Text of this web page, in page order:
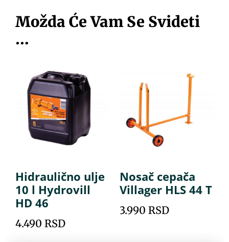
Možda Će Vam Se Svideti
…
Hidraulično ulje
10 l Hydrovill
HD 46
4.490 RSD
Nosač cepača
Villager HLS 44 T
3.990 RSD